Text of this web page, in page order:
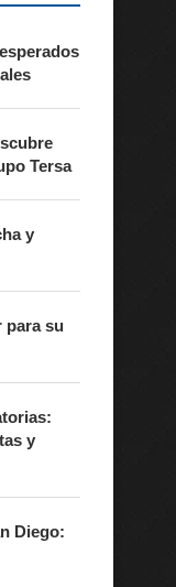
Tersa
y
para su
y
Diego: